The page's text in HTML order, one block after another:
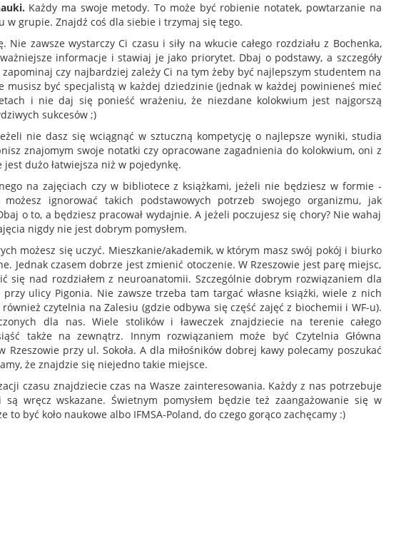
Każdy ma swoje metody. To może być robienie notatek, powtarzanie na
w grupie. Znajdź coś dla siebie i trzymaj się tego.
Nie zawsze wystarczy Ci czasu i siły na wkucie całego rozdziału z Bochenka,
informacje i stawiaj je jako priorytet. Dbaj o podstawy, a szczegóły
czy najbardziej zależy Ci na tym żeby być najlepszym studentem na
musisz być specjalistą w każdej dziedzinie (jednak w każdej powinieneś mieć
i nie daj się ponieść wrażeniu, że niezdane kolokwium jest najgorszą
sukcesów ;)
nie dasz się wciągnąć w sztuczną kompetycję o najlepsze wyniki, studia
znajomym swoje notatki czy opracowane zagadnienia do kolokwium, oni z
dużo łatwiejsza niż w pojedynkę.
na zajęciach czy w bibliotece z książkami, jeżeli nie będziesz w formie -
ignorować takich podstawowych potrzeb swojego organizmu, jak
o to, a będziesz pracował wydajnie. A jeżeli poczujesz się chory? Nie wahaj
nigdy nie jest dobrym pomysłem.
możesz się uczyć. Mieszkanie/akademik, w którym masz swój pokój i biurko
Jednak czasem dobrze jest zmienić otoczenie. W Rzeszowie jest parę miejsc,
się nad rozdziałem z neuroanatomii. Szczególnie dobrym rozwiązaniem dla
ulicy Pigonia. Nie zawsze trzeba tam targać własne książki, wiele z nich
czytelnia na Zalesiu (gdzie odbywa się część zajęć z biochemii i WF-u).
dla nas. Wiele stolików i ławeczek znajdziecie na terenie całego
także na zewnątrz. Innym rozwiązaniem może być Czytelnia Główna
przy ul. Sokoła. A dla miłośników dobrej kawy polecamy poszukać
że znajdzie się niejedno takie miejsce.
czasu znajdziecie czas na Wasze zainteresowania. Każdy z nas potrzebuje
wręcz wskazane. Świetnym pomysłem będzie też zaangażowanie się w
być koło naukowe albo IFMSA-Poland, do czego gorąco zachęcamy :)